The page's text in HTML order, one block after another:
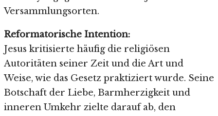
Versammlungsorten.
Reformatorische Intention:
Jesus kritisierte häufig die religiösen
Autoritäten seiner Zeit und die Art und
Weise, wie das Gesetz praktiziert wurde. Seine
Botschaft der Liebe, Barmherzigkeit und
inneren Umkehr zielte darauf ab, den